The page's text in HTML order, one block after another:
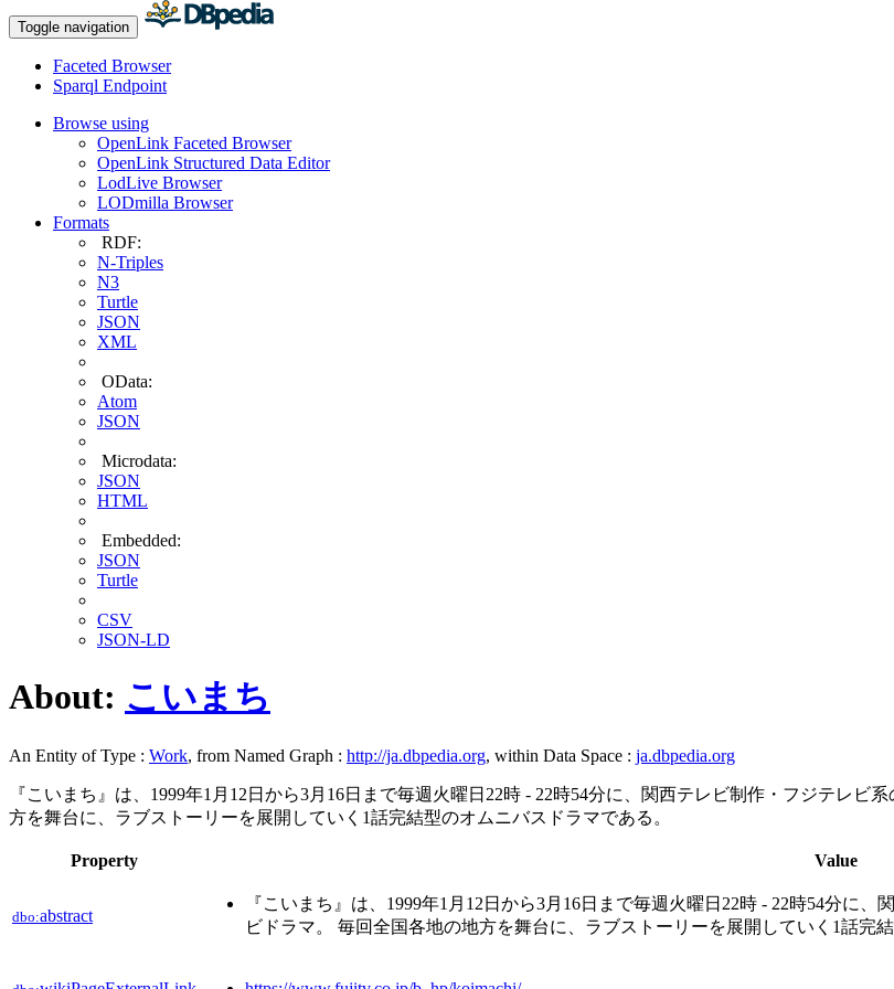
Toggle navigation
Faceted Browser
Sparql Endpoint
Browse using
OpenLink Faceted Browser
OpenLink Structured Data Editor
LodLive Browser
LODmilla Browser
Formats
RDF:
N-Triples
N3
Turtle
JSON
XML
OData:
Atom
JSON
Microdata:
JSON
HTML
Embedded:
JSON
Turtle
CSV
JSON-LD
About: こいまち
An Entity of Type : Work, from Named Graph : http://ja.dbpedia.org, within Data Space : ja.dbpedia.org
『こいまち』は、1999年1月12日から3月16日まで毎週火曜日22時 - 22時54分に、関西テレビ制作・フジテレ
方を舞台に、ラブストーリーを展開していく1話完結型のオムニバスドラマである。
Property Value
dbo:abstract
『こいまち』は、1999年1月12日から3月16日まで毎週火曜日22時 - 22時54分に
ビドラマ。 毎回全国各地の地方を舞台に、ラブストーリーを展開していく1話完